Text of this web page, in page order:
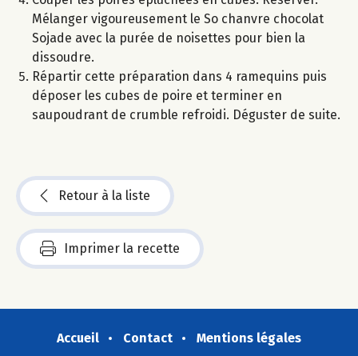
Mélanger vigoureusement le So chanvre chocolat
Sojade avec la purée de noisettes pour bien la
dissoudre.
Répartir cette préparation dans 4 ramequins puis
déposer les cubes de poire et terminer en
saupoudrant de crumble refroidi. Déguster de suite.
Retour à la liste
Imprimer la recette
Accueil Contact
Mentions légales